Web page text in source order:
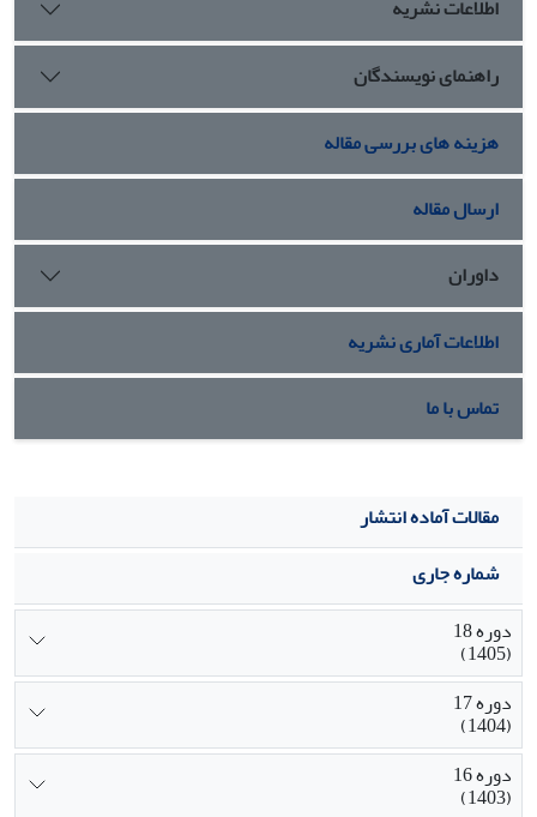
اطلاعات نشریه
راهنمای نویسندگان
هزینه های بررسی مقاله
ارسال مقاله
داوران
اطلاعات آماری نشریه
تماس با ما
مقالات آماده انتشار
شماره جاری
دوره 18
(1405)
دوره 17
(1404)
دوره 16
(1403)